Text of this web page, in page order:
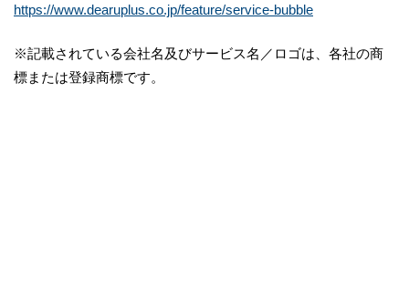
https://www.dearuplus.co.jp/feature/service-bubble
※記載されている会社名及びサービス名／ロゴは、各社の商
標または登録商標です。